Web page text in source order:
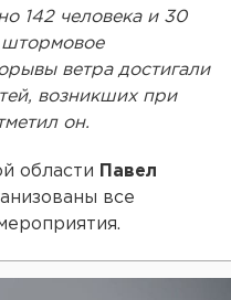
142 человека и 30
штормовое
ветра достигали
возникших при
он.
области
Павел
все